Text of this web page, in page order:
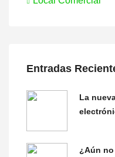
Entradas
La
¿Aún